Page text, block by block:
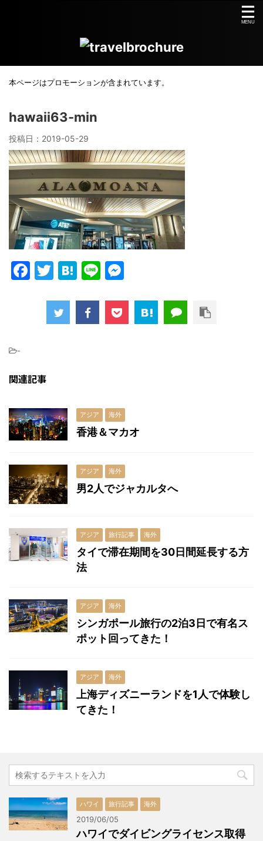
本ページはプロモーションが含まれています。
hawaii63-min
投稿日： 2019-05-29
F
o
k
T
itt
er
H
e
n
Li
e s
s
er
-
関連記事
アジア 海外
香港＆マカオ
アジア 海外
男2人でジャカルタへ
アジア 旅行記事 海外
タイで滞在期間を30日間延長する方
法
アジア 海外
シンガポール旅行の2泊3日で有名ス
ポット回ってきた！
アジア 海外
上海ディズニーランドを1人で体験し
てきた！
ハワイ 旅行記事 海外
2019/06/05
ハワイでダイビングライセンス取得